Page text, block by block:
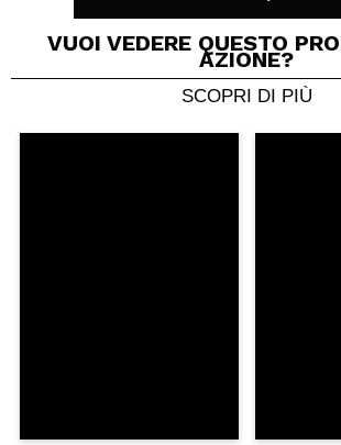
Condividi un video o una
Il tuo video potrebbe essere il primo.
VUOI VEDERE QUESTO
AZIONE?
SCOPRI DI PIÙ